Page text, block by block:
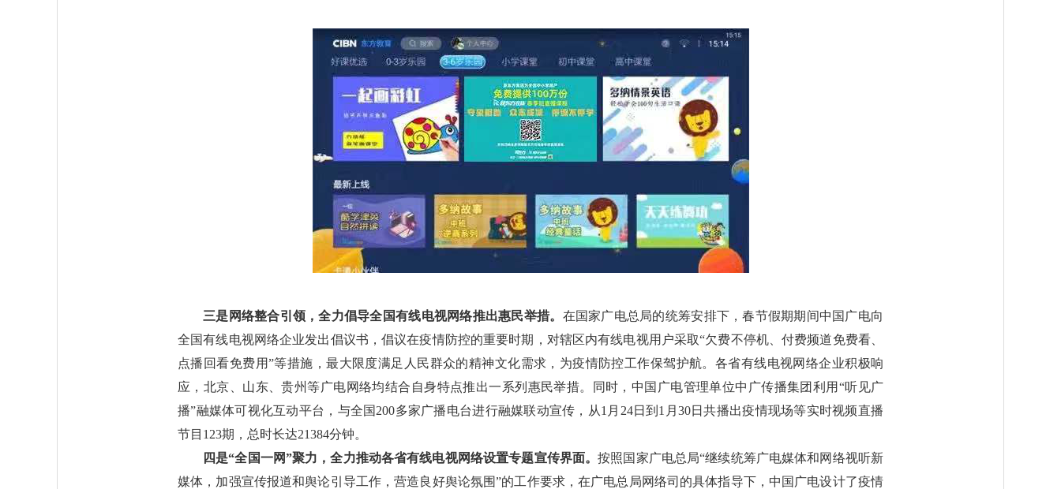
三是网络整合引领，全力倡导全国有线电视网络推出惠民举措。 在国家广电总局的统筹安排下，春节假期期间中国广电向
全国有线电视网络企业发出倡议书，倡议在疫情防控的重要时期，对辖区内有线电视用户采取“欠费不停机、付费频道免费看、
点播回看免费用”等措施，最大限度满足人民群众的精神文化需求，为疫情防控工作保驾护航。各省有线电视网络企业积极响
应，北京、山东、贵州等广电网络均结合自身特点推出一系列惠民举措。同时，中国广电管理单位中广传播集团利用“听见广
播”融媒体可视化互动平台，与全国200多家广播电台进行融媒联动宣传，从1月24日到1月30日共播出疫情现场等实时视频直播
节目123期，总时长达21384分钟。
四是“全国一网”聚力，全力推动各省有线电视网络设置专题宣传界面。按照国家广电总局“继续统筹广电媒体和网络视听新
媒体，加强宣传报道和舆论引导工作，营造良好舆论氛围”的工作要求，在广电总局网络司的具体指导下，中国广电设计了疫情